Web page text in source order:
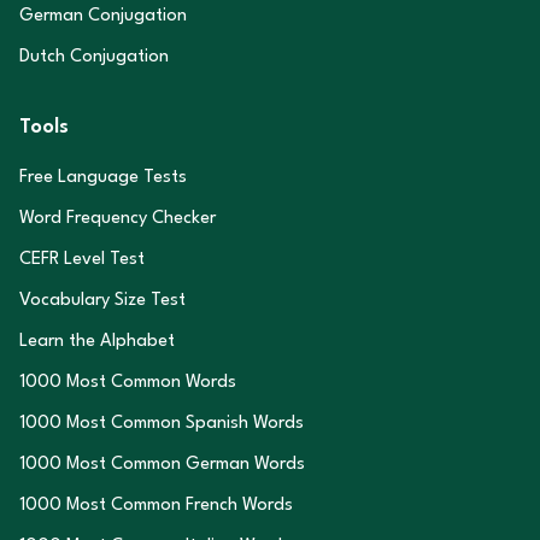
German Conjugation
Dutch Conjugation
Tools
Free Language Tests
Word Frequency Checker
CEFR Level Test
Vocabulary Size Test
Learn the Alphabet
1000 Most Common Words
1000 Most Common Spanish Words
1000 Most Common German Words
1000 Most Common French Words